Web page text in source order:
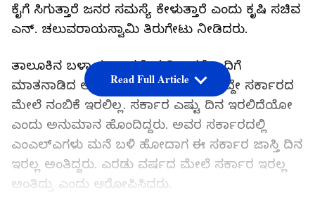
ಕೈಗೆ ಸಿಗುತ್ತಾರೆ ಜನರ ಸಮಸ್ಯೆ ಕೇಳುತ್ತಾರೆ ಎಂದು ಕೃಷಿ ಸಚಿವ
ಎನ್. ಚಲುವರಾಯಸ್ವಾಮಿ ತಿರುಗೇಟು ನೀಡಿದರು.
ತಾಲೂಕಿನ ಬಳ್ಳಾಪಟ್ಟಣದಲ್ಲಿ ಸುದ್ದಿಗಾರರೊಂದಿಗೆ
ಮಾತನಾಡಿದ ಅವರು, ದೇವೇಗೌಡರಿಗೆ ಅವರದ್ದೇ ಸರ್ಕಾರದ
ಮೇಲೆ ನಂಬಿಕೆ ಇರಲಿಲ್ಲ. ಸರ್ಕಾರ ಎಷ್ಟು ದಿನ ಇರಲಿದೆಯೋ
ಎಂದು ಅನುಮಾನ ಹೊಂದಿದ್ದರು. ಅವರ ಸರ್ಕಾರದಲ್ಲಿ
ಎಂಎಲ್‌ಎಗಳು ಮನೆ ಬಳಿ ಹೋದಾಗ ಈ ಸರ್ಕಾರ ಜಾಸ್ತಿ ದಿನ
ಇರಲ್ಲ ಅಂತಿದ್ದರು. ಎರಡು ವರ್ಷದ ಮೇಲೆ ಸರ್ಕಾರ ಇರಲ್ಲ
ಅಂತಿದ್ರು ಎಂದು ಆರೋಪಿಸಿದರು.
Read Full Article